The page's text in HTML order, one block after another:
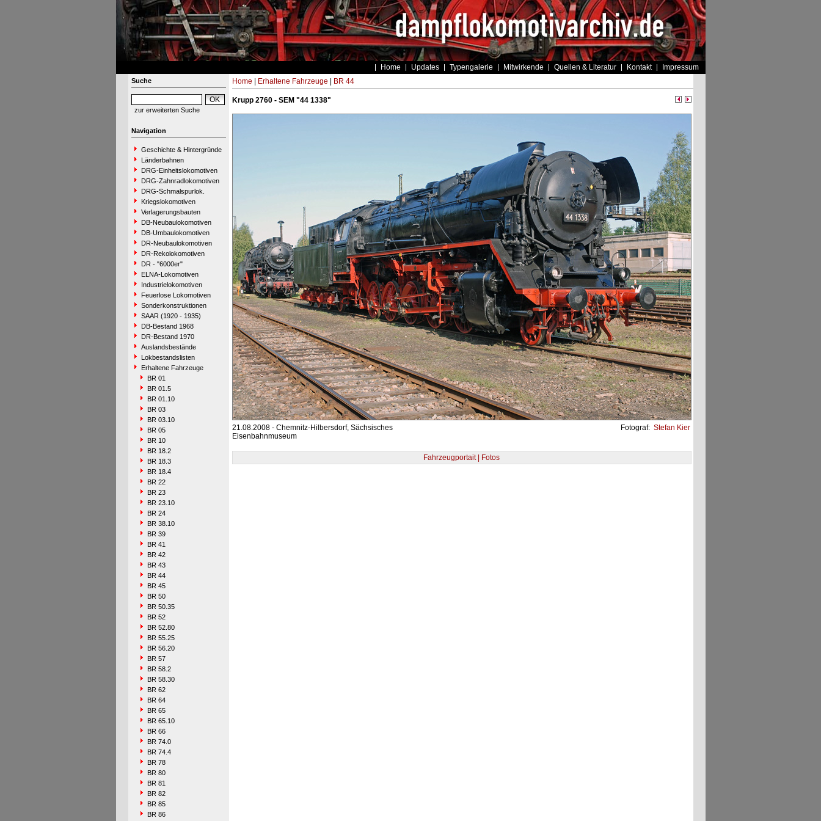
Home Updates Typengalerie Mitwirkende Quellen & Literatur Kontakt Impressum
Suche
zur erweiterten Suche
Navigation
Geschichte & Hintergründe
Länderbahnen
DRG-Einheitslokomotiven
DRG-Zahnradlokomotiven
DRG-Schmalspurlok.
Kriegslokomotiven
Verlagerungsbauten
DB-Neubaulokomotiven
DB-Umbaulokomotiven
DR-Neubaulokomotiven
DR-Rekolokomotiven
DR - "6000er"
ELNA-Lokomotiven
Industrielokomotiven
Feuerlose Lokomotiven
Sonderkonstruktionen
SAAR (1920 - 1935)
DB-Bestand 1968
DR-Bestand 1970
Auslandsbestände
Lokbestandslisten
Erhaltene Fahrzeuge
BR 01
BR 01.5
BR 01.10
BR 03
BR 03.10
BR 05
BR 10
BR 18.2
BR 18.3
BR 18.4
BR 22
BR 23
BR 23.10
BR 24
BR 38.10
BR 39
BR 41
BR 42
BR 43
BR 44
BR 45
BR 50
BR 50.35
BR 52
BR 52.80
BR 55.25
BR 56.20
BR 57
BR 58.2
BR 58.30
BR 62
BR 64
BR 65
BR 65.10
BR 66
BR 74.0
BR 74.4
BR 78
BR 80
BR 81
BR 82
BR 85
BR 86
Home Erhaltene Fahrzeuge BR 44
Krupp 2760 - SEM "44 1338"
21.08.2008 - Chemnitz-Hilbersdorf, Sächsisches
Eisenbahnmuseum
Fotograf: Stefan Kier
Fahrzeugportait | Fotos